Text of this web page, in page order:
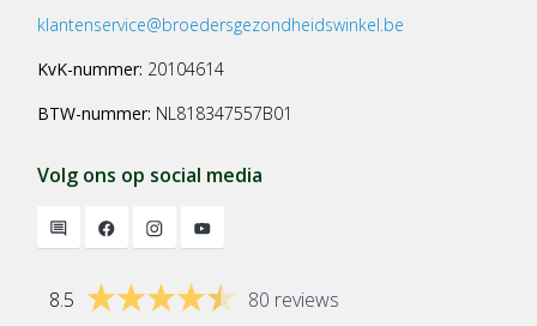
klantenservice@broedersgezondheidswinkel.be
KvK-nummer: 20104614
BTW-nummer: NL818347557B01
Volg ons op social media
8.5 80 reviews